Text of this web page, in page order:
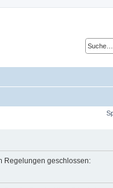
Regelungen geschlossen: